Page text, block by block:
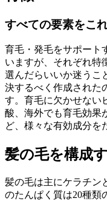
すべての要素をこ
育毛・発毛をサポート
いますが、それぞれ特
選んだらいいか迷うこ
決するべく作成された
す。育毛に欠かせない
酸、海外でも育毛効果
ど、様々な有効成分を
髪の毛を構成
髪の毛は主にケラチン
のたんぱく質は20種類